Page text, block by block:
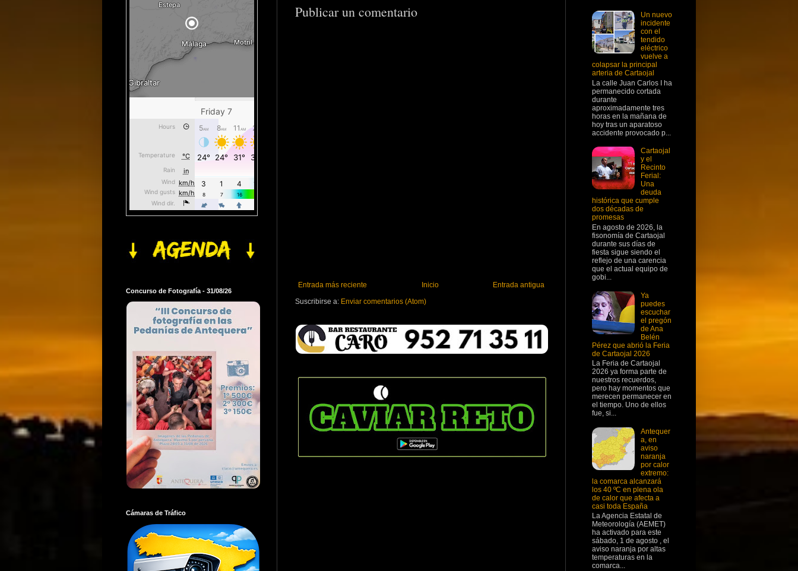
Publicar un comentario
Entrada más reciente Entrada antigua
Inicio
Suscribirse a: Enviar comentarios (Atom)
Concurso de Fotografía - 31/08/26
Cámaras de Tráfico
Un nuevo
incidente
con el
tendido
eléctrico
vuelve a
colapsar la principal
arteria de Cartaojal
La calle Juan Carlos I ha
permanecido cortada
durante
aproximadamente tres
horas en la mañana de
hoy tras un aparatoso
accidente provocado p...
Cartaojal
y el
Recinto
Ferial:
Una
deuda
histórica que cumple
dos décadas de
promesas
En agosto de 2026, la
fisonomía de Cartaojal
durante sus días de
fiesta sigue siendo el
reflejo de una carencia
que el actual equipo de
gobi...
Ya
puedes
escuchar
el pregón
de Ana
Belén
Pérez que abrió la Feria
de Cartaojal 2026
La Feria de Cartaojal
2026 ya forma parte de
nuestros recuerdos,
pero hay momentos que
merecen permanecer en
el tiempo. Uno de ellos
fue, si...
Antequer
a, en
aviso
naranja
por calor
extremo:
la comarca alcanzará
los 40 ºC en plena ola
de calor que afecta a
casi toda España
La Agencia Estatal de
Meteorología (AEMET)
ha activado para este
sábado, 1 de agosto , el
aviso naranja por altas
temperaturas en la
comarca...